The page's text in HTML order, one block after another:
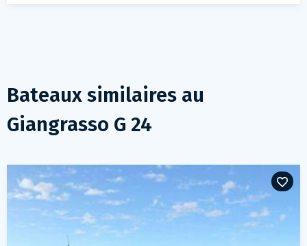
Bateaux similaires au
Giangrasso G 24